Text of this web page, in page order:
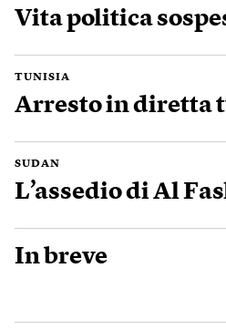
Vita politica
TUNISIA
Arresto in diretta
SUDAN
L’assedio di Al
In breve